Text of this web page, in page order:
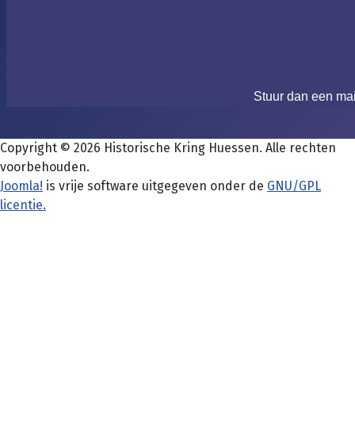
Stuur dan een
Copyright © 2026 Historische Kring Huessen. Alle rechten
voorbehouden.
Joomla! is vrije software uitgegeven onder de GNU/GPL
licentie.